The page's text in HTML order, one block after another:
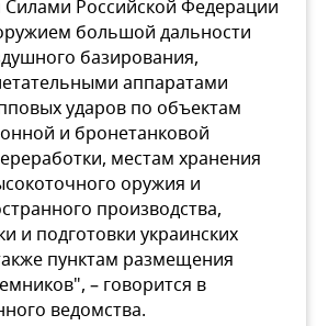
Российской Федерации
большой дальности
базирования,
аппаратами
ударов по объектам
и бронетанковой
местам хранения
оружия и
производства,
и подготовки украинских
пунктам размещения
– говорится в
ведомства.